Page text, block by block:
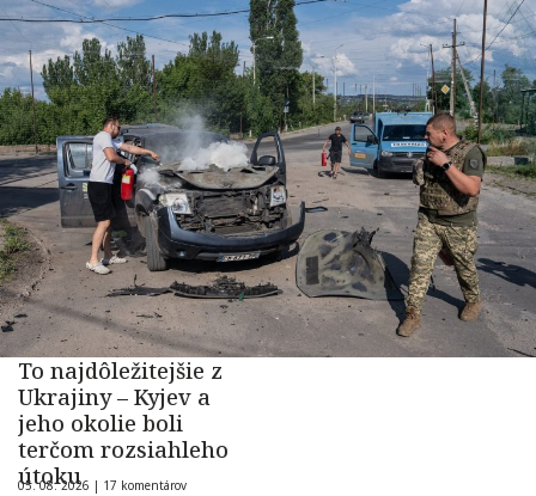
To najdôležitejšie z
Ukrajiny – Kyjev a
jeho okolie boli
terčom rozsiahleho
útoku
05. 08. 2026 | 17 komentárov